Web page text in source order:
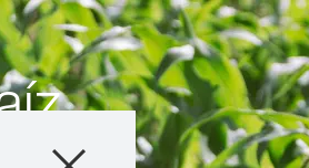
Producto